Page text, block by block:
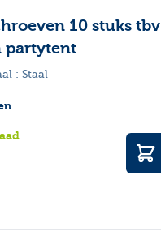
10 stuks tbv
partytent
: Staal